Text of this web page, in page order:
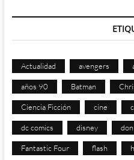
Actualidad avengers
años 90 Batman
Ciencia Ficción cine
dc comics disney
Fantastic Four flash